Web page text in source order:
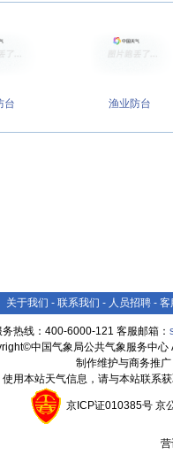
台 渔业防台
关于我们 - 联系我们 - 人员招聘 - 客
热线：400-6000-121 客服邮箱：
中国气象局公共气象服务中
制作维护与商务推
用本站天气信息，请与本站联系
京ICP证010385号 京